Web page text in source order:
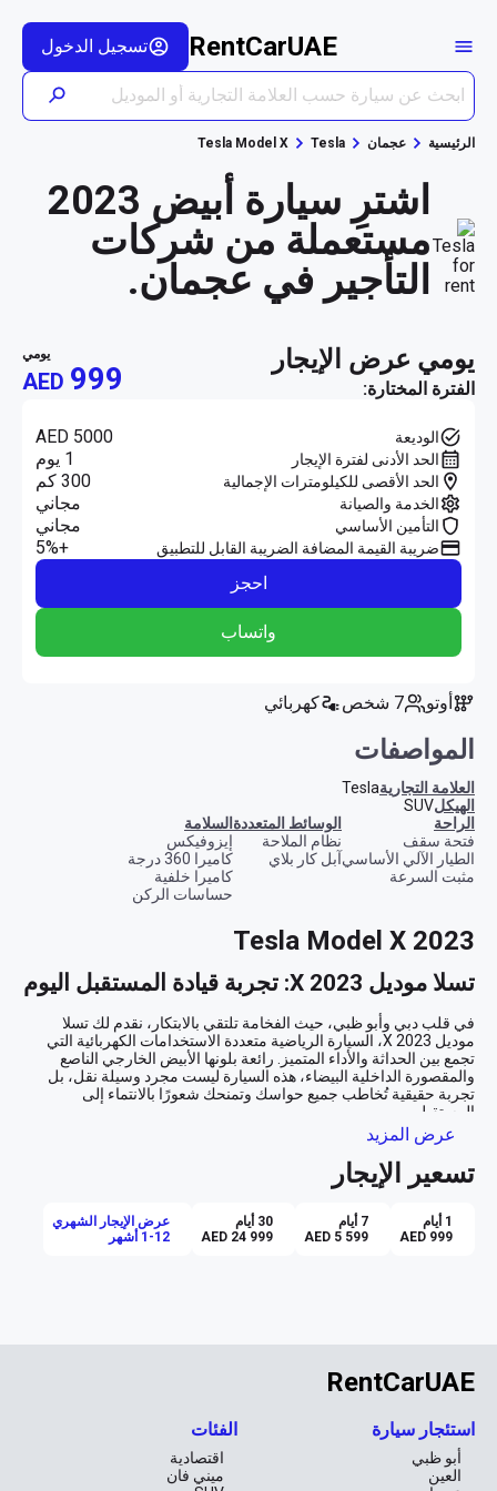
RentCarUAE تسجيل الدخول
الرئيسية عجمان Tesla
Tesla Model X
اشترِ سيارة أبيض 2023
مستعملة من شركات
التأجير في عجمان.
يومي عرض الإيجار
الفترة المختارة:
يومي
AED 999
الوديعة AED 5000
الحد الأدنى لفترة الإيجار 1 يوم
الحد الأقصى للكيلومترات الإجمالية 300 كم
الخدمة والصيانة مجاني
التأمين الأساسي مجاني
ضريبة القيمة المضافة الضريبة القابل للتطبيق
+5%
احجز
واتساب
أوتو 7 شخص كهربائي
المواصفات
العلامة التجاريةTesla
الهيكلSUV
الراحة
فتحة سقف
الطيار الآلي الأساسي
مثبت السرعة
الوسائط المتعددة
نظام الملاحة
آبل كار بلاي
السلامة
إيزوفيكس
كاميرا 360 درجة
كاميرا خلفية
حساسات الركن
Tesla Model X 2023
تسلا موديل X 2023: تجربة قيادة المستقبل اليوم
رفاهية المساحة والأناقة
رؤية 360 درجة
عرض المزيد
تسعير الإيجار
1 أيام
AED 999
7 أيام
AED 5 599
30 أيام
AED 24 999
عرض الإيجار الشهري
1-12 أشهر
RentCarUAE
استئجار سيارة
أبو ظبي
العين
الفئات
اقتصادية
ميني فان